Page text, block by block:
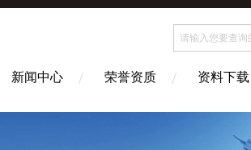
新闻中心 荣誉资质 资料下载